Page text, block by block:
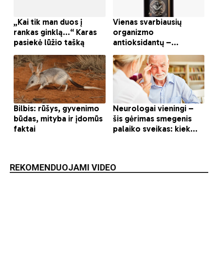
REKOMENDUOJAMI VIDEO